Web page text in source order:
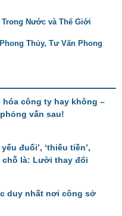
công ty hay không –
vấn sau!
đuối’, ‘thiếu tiền’,
là: Lười thay đổi
duy nhất nơi công sở